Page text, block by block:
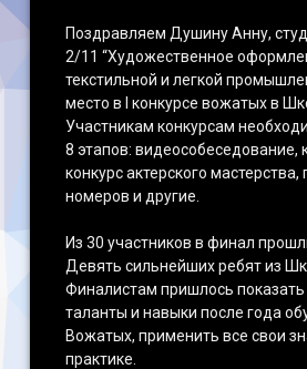
Наши достижения
Поздравляем Душину Анну,
2/11 “Художественное
текстильной и легкой
место в I конкурсе вожатых в
Участникам конкурсам
8 этапов: видеособеседование,
конкурс актерского мастерства,
номеров и другие.
Из 30 участников в финал
Девять сильнейших ребят из
Финалистам пришлось показать
таланты и навыки после года
Вожатых, применить все свои
практике.